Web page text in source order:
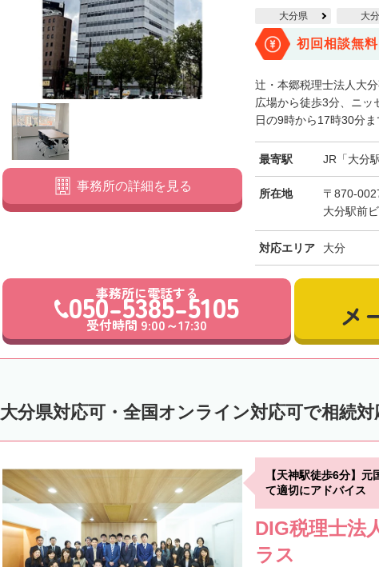
大分県 大
初回相談無料
辻・本郷税理士法人大
広場から徒歩3分、ニッ
日の9時から17時30分ま
最寄駅 JR「大分
所在地
〒870-
大分駅前
対応エリア 大分
事務所の詳細を見る
事務所に電話する
050-5385-5105
受付時間 9:00～17:30 メ
大分県対応可・全国オンライン対応可で相続
【天神駅徒歩6分】
て適切にアドバイス
DIG税理士法
ラス